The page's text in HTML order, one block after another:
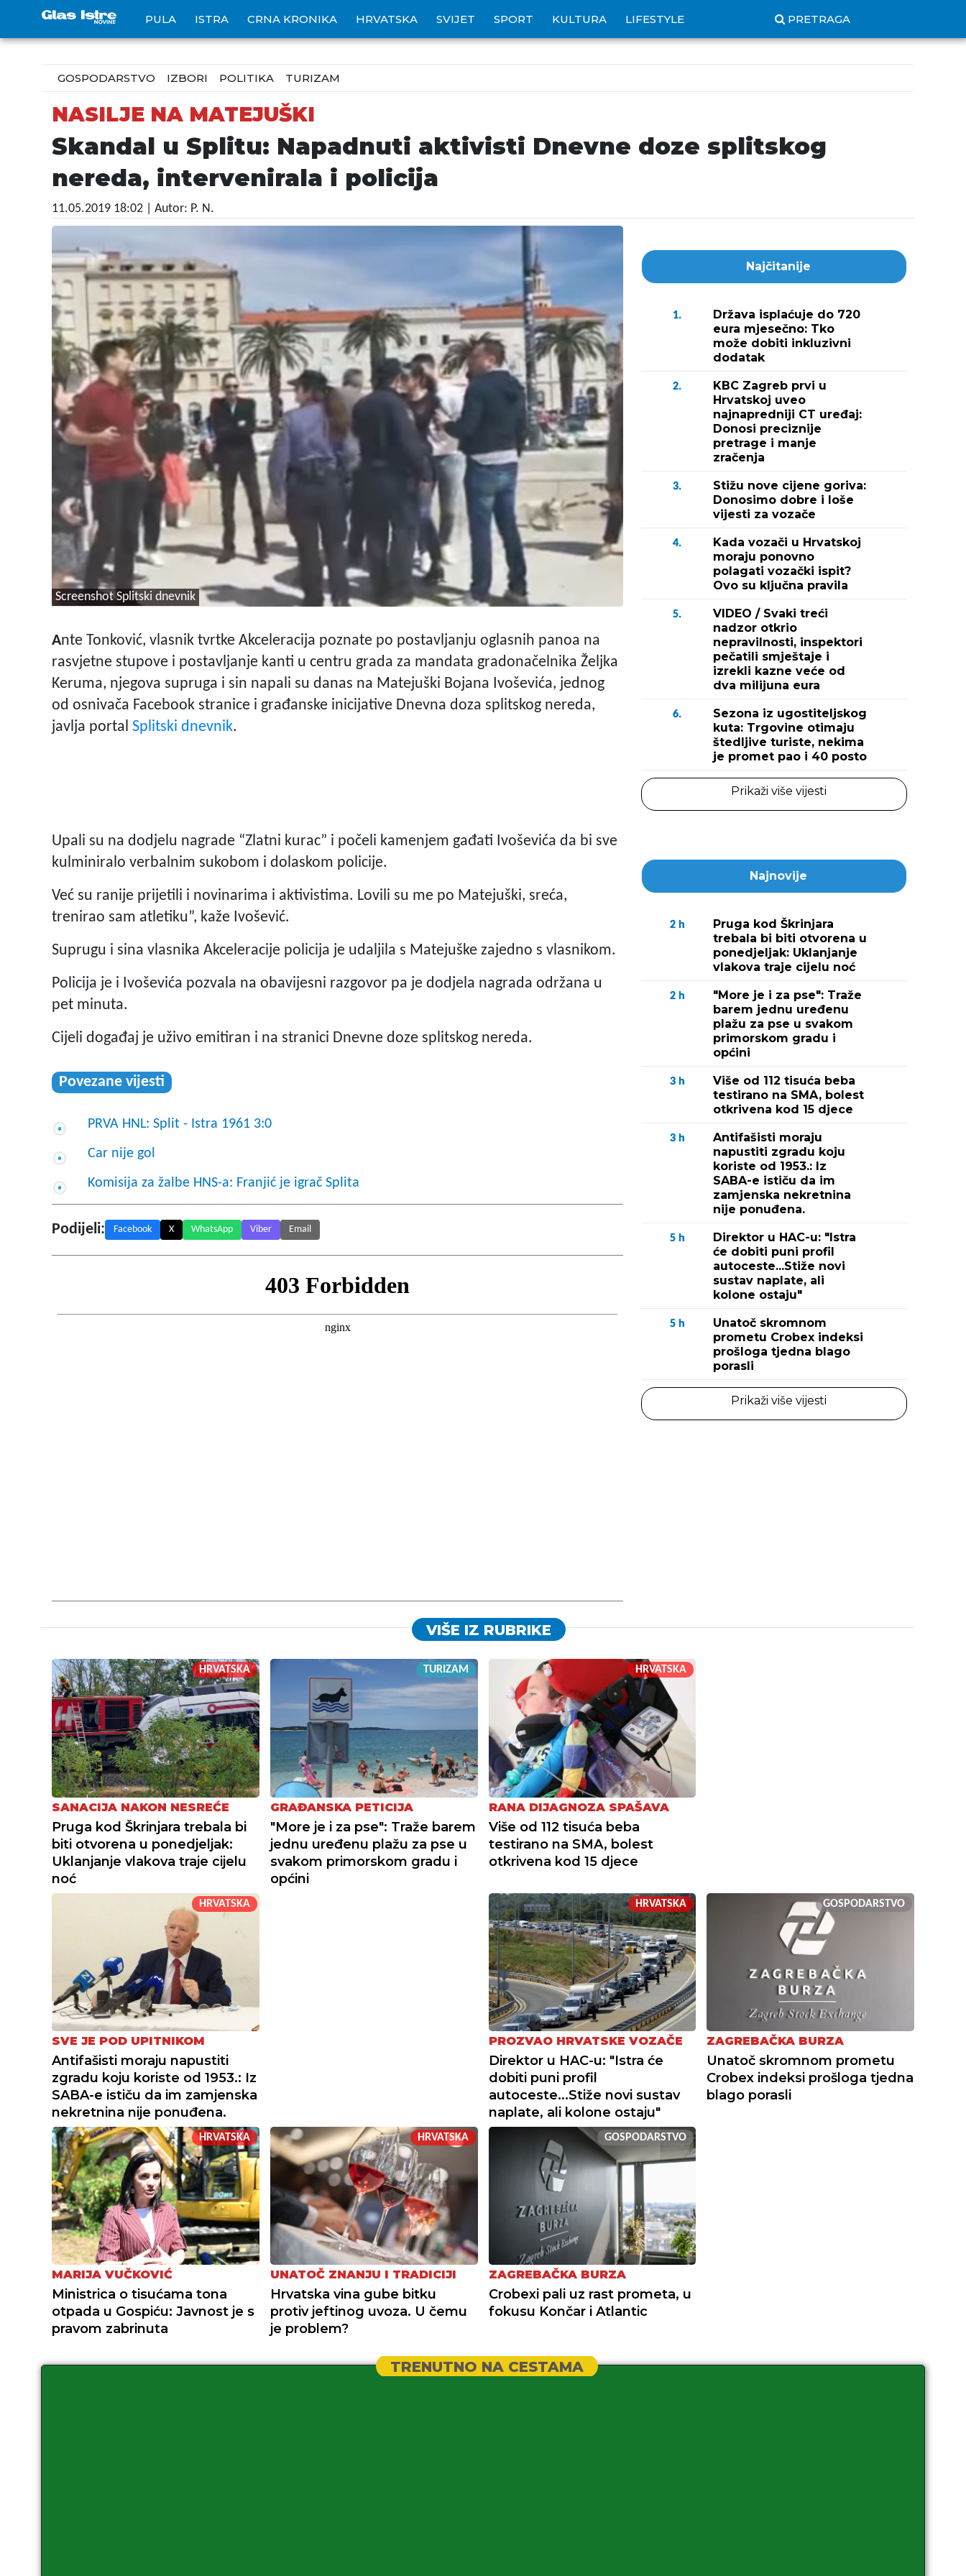
PULA ISTRA CRNA KRONIKA HRVATSKA SVIJET SPORT KULTURA LIFESTYLE PRETRAGA
GOSPODARSTVO IZBORI POLITIKA TURIZAM
NASILJE NA MATEJUŠKI
Skandal u Splitu: Napadnuti aktivisti Dnevne doze splitskog
nereda, intervenirala i policija
11.05.2019 18:02 | Autor: P. N.
Screenshot Splitski dnevnik
Ante Tonković, vlasnik tvrtke Akceleracija poznate po postavljanju oglasnih panoa na
rasvjetne stupove i postavljanje kanti u centru grada za mandata gradonačelnika Željka
Keruma, njegova supruga i sin napali su danas na Matejuški Bojana Ivoševića, jednog
od osnivača Facebook stranice i građanske inicijative Dnevna doza splitskog nereda,
javlja portal Splitski dnevnik.
Upali su na dodjelu nagrade “Zlatni kurac” i počeli kamenjem gađati Ivoševića da bi sve
kulminiralo verbalnim sukobom i dolaskom policije.
Već su ranije prijetili i novinarima i aktivistima. Lovili su me po Matejuški, sreća,
trenirao sam atletiku”, kaže Ivošević.
Suprugu i sina vlasnika Akceleracije policija je udaljila s Matejuške zajedno s vlasnikom.
Policija je i Ivoševića pozvala na obavijesni razgovor pa je dodjela nagrada održana u
pet minuta.
Cijeli događaj je uživo emitiran i na stranici Dnevne doze splitskog nereda.
Povezane vijesti
PRVA HNL: Split - Istra 1961 3:0
Car nije gol
Komisija za žalbe HNS-a: Franjić je igrač Splita
Podijeli: Facebook X WhatsApp Viber Email
Najčitanije
1.
Država isplaćuje do 720
eura mjesečno: Tko
može dobiti inkluzivni
dodatak
2.
KBC Zagreb prvi u
Hrvatskoj uveo
najnapredniji CT uređaj:
Donosi preciznije
pretrage i manje
zračenja
3.
Stižu nove cijene goriva:
Donosimo dobre i loše
vijesti za vozače
4.
Kada vozači u Hrvatskoj
moraju ponovno
polagati vozački ispit?
Ovo su ključna pravila
5.
VIDEO / Svaki treći
nadzor otkrio
nepravilnosti, inspektori
pečatili smještaje i
izrekli kazne veće od
dva milijuna eura
6.
Sezona iz ugostiteljskog
kuta: Trgovine otimaju
štedljive turiste, nekima
je promet pao i 40 posto
Prikaži više vijesti
Najnovije
2 h
Pruga kod Škrinjara
trebala bi biti otvorena u
ponedjeljak: Uklanjanje
vlakova traje cijelu noć
2 h
"More je i za pse": Traže
barem jednu uređenu
plažu za pse u svakom
primorskom gradu i
općini
3 h
Više od 112 tisuća beba
testirano na SMA, bolest
otkrivena kod 15 djece
3 h
Antifašisti moraju
napustiti zgradu koju
koriste od 1953.: Iz
SABA-e ističu da im
zamjenska nekretnina
nije ponuđena.
5 h
Direktor u HAC-u: "Istra
će dobiti puni profil
autoceste...Stiže novi
sustav naplate, ali
kolone ostaju"
5 h
Unatoč skromnom
prometu Crobex indeksi
prošloga tjedna blago
porasli
Prikaži više vijesti
VIŠE IZ RUBRIKE
HRVATSKA
SANACIJA NAKON NESREĆE
Pruga kod Škrinjara trebala bi
biti otvorena u ponedjeljak:
Uklanjanje vlakova traje cijelu
noć
TURIZAM
GRAĐANSKA PETICIJA
"More je i za pse": Traže barem
jednu uređenu plažu za pse u
svakom primorskom gradu i
općini
HRVATSKA
RANA DIJAGNOZA SPAŠAVA
Više od 112 tisuća beba
testirano na SMA, bolest
otkrivena kod 15 djece
HRVATSKA
SVE JE POD UPITNIKOM
Antifašisti moraju napustiti
zgradu koju koriste od 1953.: Iz
SABA-e ističu da im zamjenska
nekretnina nije ponuđena.
HRVATSKA
PROZVAO HRVATSKE VOZAČE
Direktor u HAC-u: "Istra će
dobiti puni profil
autoceste...Stiže novi sustav
naplate, ali kolone ostaju"
GOSPODARSTVO
ZAGREBAČKA BURZA
Unatoč skromnom prometu
Crobex indeksi prošloga tjedna
blago porasli
HRVATSKA
MARIJA VUČKOVIĆ
Ministrica o tisućama tona
otpada u Gospiću: Javnost je s
pravom zabrinuta
HRVATSKA
UNATOČ ZNANJU I TRADICIJI
Hrvatska vina gube bitku
protiv jeftinog uvoza. U čemu
je problem?
GOSPODARSTVO
ZAGREBAČKA BURZA
Crobexi pali uz rast prometa, u
fokusu Končar i Atlantic
TRENUTNO NA CESTAMA